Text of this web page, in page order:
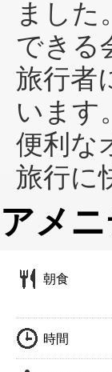
ました
できる
旅行者
います
便利な
旅行に
アメ
朝食
時間